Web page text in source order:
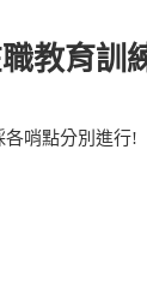
教育訓
各哨點分別進行!